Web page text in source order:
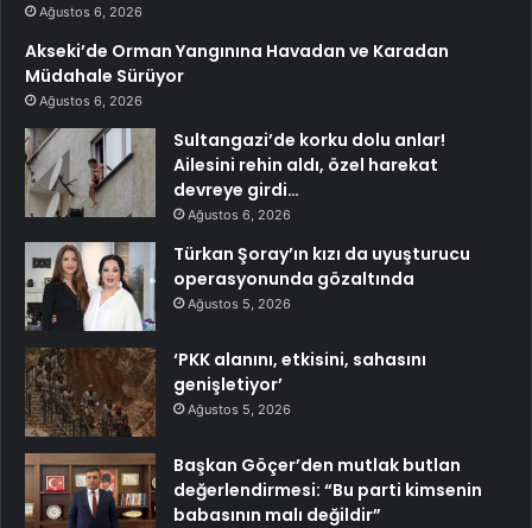
Ağustos 6, 2026
Akseki’de Orman Yangınına Havadan ve Karadan
Müdahale Sürüyor
Ağustos 6, 2026
Sultangazi’de korku dolu anlar!
Ailesini rehin aldı, özel harekat
devreye girdi…
Ağustos 6, 2026
Türkan Şoray’ın kızı da uyuşturucu
operasyonunda gözaltında
Ağustos 5, 2026
‘PKK alanını, etkisini, sahasını
genişletiyor’
Ağustos 5, 2026
Başkan Göçer’den mutlak butlan
değerlendirmesi: “Bu parti kimsenin
babasının malı değildir”